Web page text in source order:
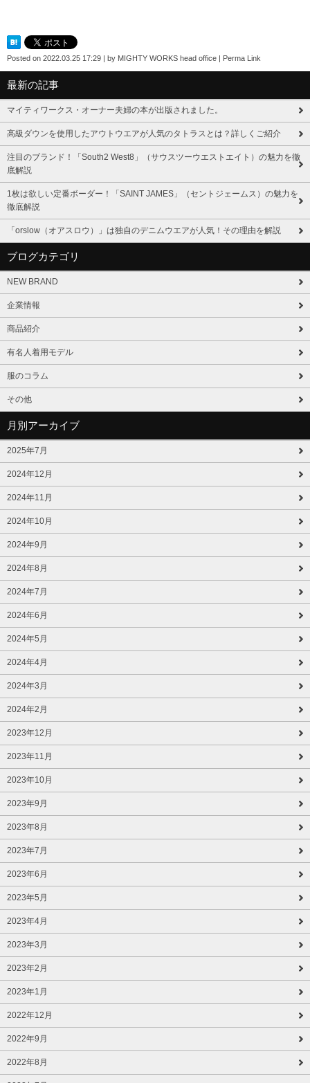
Posted on 2022.03.25 17:29 by MIGHTY WORKS head office Perma Link
最新の記事
マイティワークス・オーナー夫婦の本が出版されました。
高級ダウンを使用したアウトウエアが人気のタトラスとは？詳しくご紹介
注目のブランド！「South2 West8」（サウスツーウエストエイト）の魅力を徹
底解説
1枚は欲しい定番ボーダー！「SAINT JAMES」（セントジェームス）の魅力を
徹底解説
「orslow（オアスロウ）」は独自のデニムウエアが人気！その理由を解説
ブログカテゴリ
NEW BRAND
企業情報
商品紹介
有名人着用モデル
服のコラム
その他
月別アーカイブ
2025年7月
2024年12月
2024年11月
2024年10月
2024年9月
2024年8月
2024年7月
2024年6月
2024年5月
2024年4月
2024年3月
2024年2月
2023年12月
2023年11月
2023年10月
2023年9月
2023年8月
2023年7月
2023年6月
2023年5月
2023年4月
2023年3月
2023年2月
2023年1月
2022年12月
2022年9月
2022年8月